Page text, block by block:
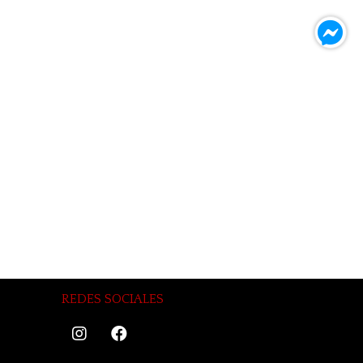
REDES SOCIALES